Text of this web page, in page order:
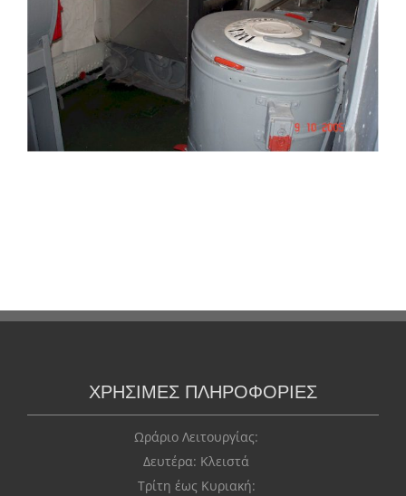
ΧΡΗΣΙΜΕΣ ΠΛΗΡΟΦΟΡΙΕΣ
Ωράριο Λειτουργίας:
Δευτέρα: Kλειστά
Τρίτη έως Κυριακή: